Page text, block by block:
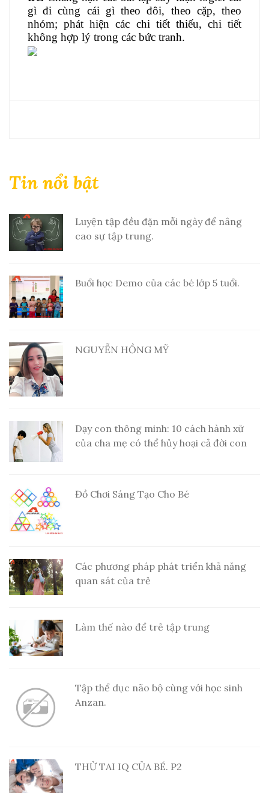
gì đi cùng cái gì theo đôi, theo cặp, theo
nhóm; phát hiện các chi tiết thiếu, chi tiết
không hợp lý trong các bức tranh.
Tin nổi bật
Luyện tập đều đặn mỗi ngày để nâng
cao sự tập trung.
Buổi học Demo của các bé lớp 5 tuổi.
NGUYỄN HỒNG MỸ
Dạy con thông minh: 10 cách hành xử
của cha mẹ có thể hủy hoại cả đời con
Đồ Chơi Sáng Tạo Cho Bé
Các phương pháp phát triển khả năng
quan sát của trẻ
Làm thế nào để trẻ tập trung
Tập thể dục não bộ cùng với học sinh
Anzan.
THỬ TAI IQ CỦA BÉ. P2